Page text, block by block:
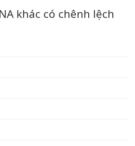
khác có chênh lệch